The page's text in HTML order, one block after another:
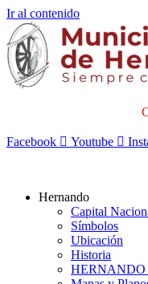
Ir al contenido
Facebook Youtube
Hernando
Capital
Símbolos
Ubicación
Historia
HERNANDO